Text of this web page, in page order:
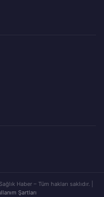
Haber – Tüm hakları saklıdır. |
Şartları